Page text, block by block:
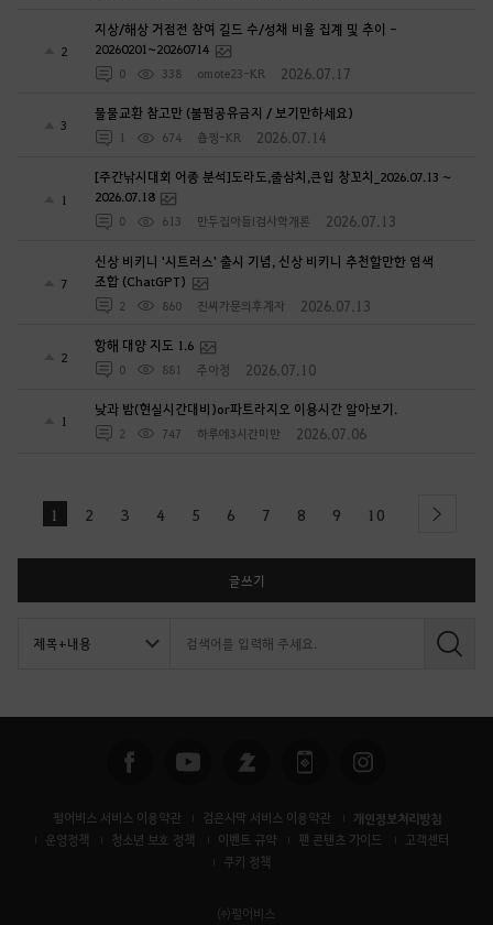
2
지상/해상 거점전 참여 길드 수/성채 비율 집계 및 추이 -
20260201~20260714
0 338 omote23-KR 2026.07.17
3
물물교환 참고만 (불펌공유금지 / 보기만하세요)
1 674 춉찡-KR 2026.07.14
1
[주간낚시대회 어종 분석]도라도,줄삼치,큰입 창꼬치_2026.07.13 ~
2026.07.18
0 613 만두집아들I검사학개론 2026.07.13
7
신상 비키니 '시트러스' 출시 기념, 신상 비키니 추천할만한 염색
조합 (ChatGPT)
2 860 진씨가문의후계자 2026.07.13
2
항해 대양 지도 1.6
0 881 주아정 2026.07.10
1
낮과 밤(현실시간대비)or파트라지오 이용시간 알아보기.
2 747 하루에3시간미만 2026.07.06
1 2 3 4 5 6 7 8 9 10 next
글쓰기
검
펄어비스 서비스 이용약관 검은사막 서비스 이용약관 개인정보처리방침
운영정책 청소년 보호 정책 이벤트 규약 팬 콘텐츠 가이드
고객센터
쿠키 정책
㈜펄어비스